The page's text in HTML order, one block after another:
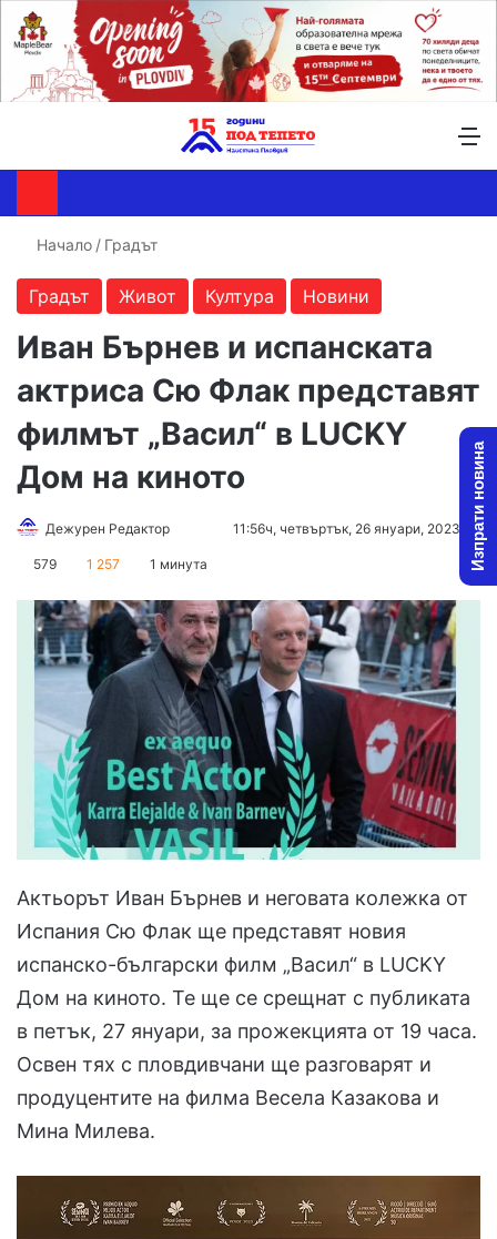
Начало / Градът
Градът Живот Култура Новини
Иван Бърнев и испанската
актриса Сю Флак представят
филмът „Васил“ в LUCKY
Дом на киното
Дежурен Редактор
Send11:56ч, четвъртък, 26 януари, 2023
579 1 257 1 минута
Актьорът Иван Бърнев и неговата колежка от
Испания Сю Флак ще представят новия
испанско-български филм „Васил“ в LUCKY
Дом на киното. Те ще се срещнат с публиката
в петък, 27 януари, за прожекцията от 19 часа.
Освен тях с пловдивчани ще разговарят и
продуцентите на филма Весела Казакова и
Мина Милева.
Изпрати новина